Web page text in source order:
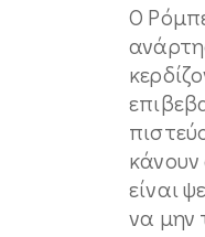
Ο
είναι
να μην